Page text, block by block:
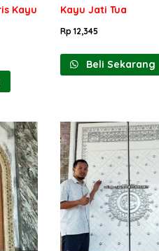
Kayu
Kayu Jati Tua
Rp 12,345
Beli Sekarang